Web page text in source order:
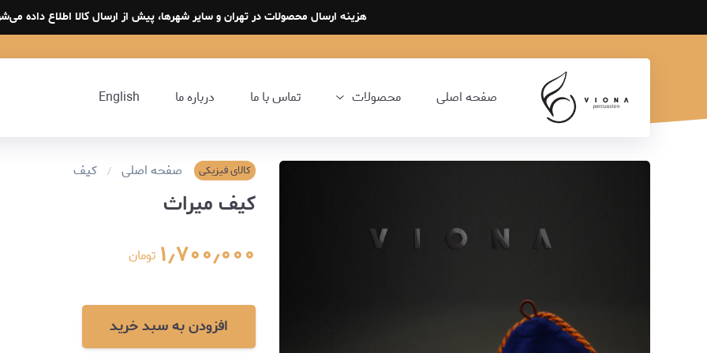
هزینه ارسال محصولات در تهران و سایر شهرها، پیش از ارسال کالا اطلاع داده
صفحه اصلی محصولات تماس با ما درباره ما English
کالای فیزیکی صفحه اصلی کیف
کیف میراث
۱٫۷۰۰٫۰۰۰ تومان
افزودن به سبد خرید